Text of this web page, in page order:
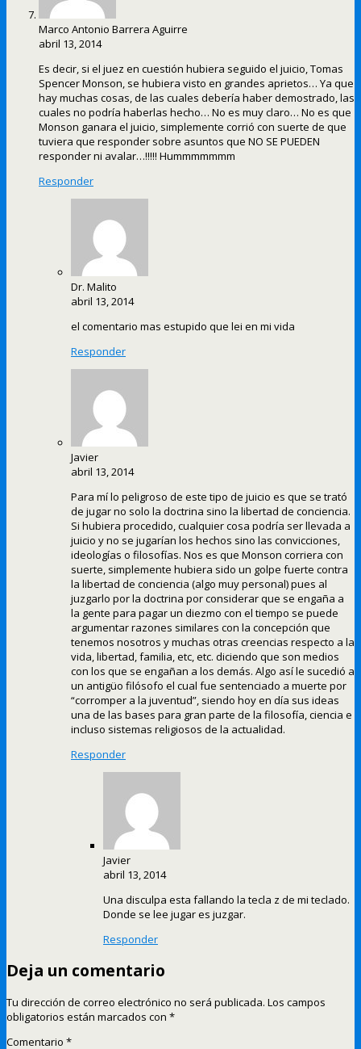
Marco Antonio Barrera Aguirre
abril 13, 2014
Es decir, si el juez en cuestión hubiera seguido el juicio, Tomas
Spencer Monson, se hubiera visto en grandes aprietos… Ya que
hay muchas cosas, de las cuales debería haber demostrado, las
cuales no podría haberlas hecho… No es muy claro… No es que
Monson ganara el juicio, simplemente corrió con suerte de que
tuviera que responder sobre asuntos que NO SE PUEDEN
responder ni avalar…!!!!! Hummmmmmm
Responder
Dr. Malito
abril 13, 2014
el comentario mas estupido que lei en mi vida
Responder
Javier
abril 13, 2014
Para mí lo peligroso de este tipo de juicio es que se trató
de jugar no solo la doctrina sino la libertad de conciencia.
Si hubiera procedido, cualquier cosa podría ser llevada a
juicio y no se jugarían los hechos sino las convicciones,
ideologías o filosofías. Nos es que Monson corriera con
suerte, simplemente hubiera sido un golpe fuerte contra
la libertad de conciencia (algo muy personal) pues al
juzgarlo por la doctrina por considerar que se engaña a
la gente para pagar un diezmo con el tiempo se puede
argumentar razones similares con la concepción que
tenemos nosotros y muchas otras creencias respecto a la
vida, libertad, familia, etc, etc. diciendo que son medios
con los que se engañan a los demás. Algo así le sucedió a
un antigüo filósofo el cual fue sentenciado a muerte por
“corromper a la juventud”, siendo hoy en día sus ideas
una de las bases para gran parte de la filosofía, ciencia e
incluso sistemas religiosos de la actualidad.
Responder
Javier
abril 13, 2014
Una disculpa esta fallando la tecla z de mi teclado.
Donde se lee jugar es juzgar.
Responder
Deja un comentario
Tu dirección de correo electrónico no será publicada. Los campos
obligatorios están marcados con *
Comentario *